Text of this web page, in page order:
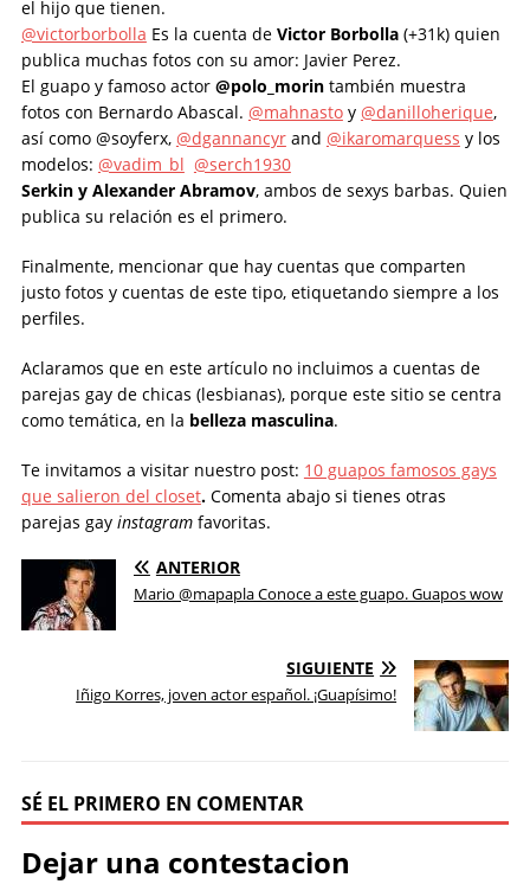
el hijo que tienen.
@victorborbolla Es la cuenta de Victor Borbolla (+31k) quien
publica muchas fotos con su amor: Javier Perez.
El guapo y famoso actor @polo_morintambién muestra
fotos con Bernardo Abascal. @mahnastoy @danilloherique,
así como @soyferx, @dgannancyrand @ikaromarquess y los
modelos: @vadim_bl @serch1930
Serkin y Alexander Abramov, ambos de sexys barbas. Quien
publica su relación es el primero.
Finalmente, mencionar que hay cuentas que comparten
justo fotos y cuentas de este tipo, etiquetando siempre a los
perfiles.
Aclaramos que en este artículo no incluimos a cuentas de
parejas gay de chicas (lesbianas), porque este sitio se centra
como temática, en la belleza masculina.
Te invitamos a visitar nuestro post: 10 guapos famosos gays
que salieron del closet.Comenta abajo si tienes otras
parejas gay instagramfavoritas.
ANTERIOR
Mario @mapapla Conoce a este guapo. Guapos wow
SIGUIENTE
Iñigo Korres, joven actor español. ¡Guapísimo!
SÉ EL PRIMERO EN COMENTAR
Dejar una contestacion